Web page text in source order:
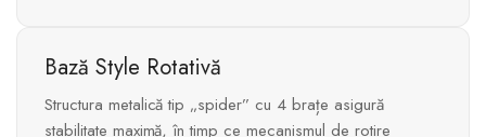
Bază Style Rotativă
Structura metalică tip „spider” cu 4 brațe asigură
stabilitate maximă, în timp ce mecanismul de rotire